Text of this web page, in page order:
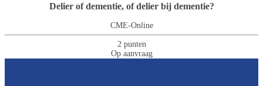
Delier of dementie, of delier bij dementie?
CME-Online
2 punten
Op aanvraag